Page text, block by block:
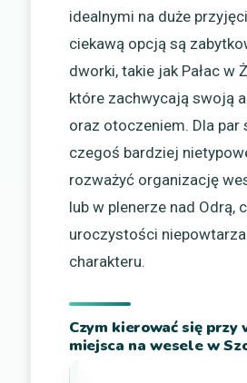
idealnymi na duże
ciekawą opcją są
dworki, takie jak Pałac w
które zachwycają swoją
oraz otoczeniem. Dla par
czegoś bardziej
rozważyć organizację
lub w plenerze nad Odrą,
uroczystości
charakteru.
Czym kierować się przy
miejsca na wesele w